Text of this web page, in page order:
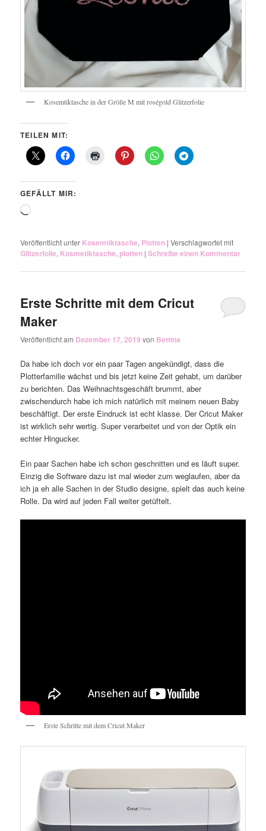
Kosemtiktasche in der Größe M mit roségold Glitzerfolie
TEILEN MIT:
GEFÄLLT MIR:
Wird
Veröffentlicht unter Kosemtiktasche, Plotten |Verschlagwortet mit
Glitzerfolie, Kosmetiktasche,plotten |Schreibe einen Kommentar
Erste Schritte mit dem Cricut
Maker
Veröffentlicht am Dezember 17, 2019 von Bettina
Da habe ich doch vor ein paar Tagen angekündigt, dass die
Plotterfamilie wächst und bis jetzt keine Zeit gehabt, um darüber
zu berichten. Das Weihnachtsgeschäft brummt, aber
zwischendurch habe ich mich natürlich mit meinem neuen Baby
beschäftigt. Der erste Eindruck ist echt klasse. Der Cricut Maker
ist wirklich sehr wertig. Super verarbeitet und von der Optik ein
echter Hingucker.
Ein paar Sachen habe ich schon geschnitten und es läuft super.
Einzig die Software dazu ist mal wieder zum weglaufen, aber da
ich ja eh alle Sachen in der Studio designe, spielt das auch keine
Rolle. Da wird auf jeden Fall weiter getüftelt.
Erste Schritte mit dem Cricut Maker